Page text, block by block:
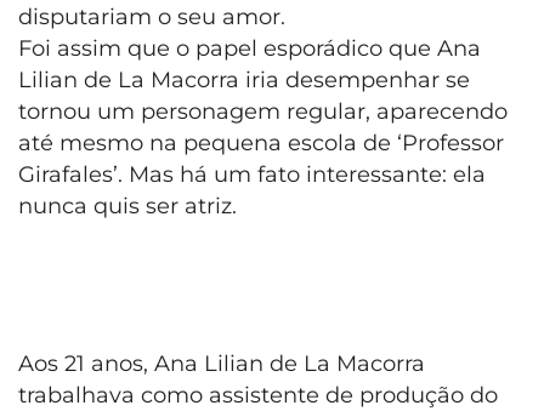
disputariam o seu amor.
Foi assim que o papel esporádico que Ana
Lilian de La Macorra iria desempenhar se
tornou um personagem regular, aparecendo
até mesmo na pequena escola de ‘Professor
Girafales’. Mas há um fato interessante: ela
nunca quis ser atriz.
Aos 21 anos, Ana Lilian de La Macorra
trabalhava como assistente de produção do